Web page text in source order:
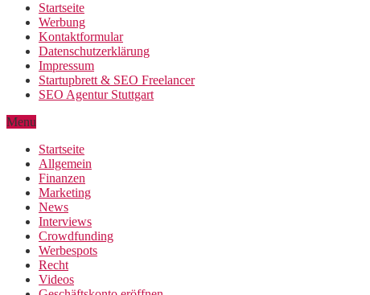
Startseite
Werbung
Kontaktformular
Datenschutzerklärung
Impressum
Startupbrett & SEO Freelancer
SEO Agentur Stuttgart
Menu
Startseite
Allgemein
Finanzen
Marketing
News
Interviews
Crowdfunding
Werbespots
Recht
Videos